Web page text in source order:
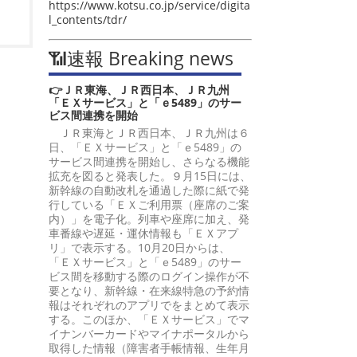
https://www.kotsu.co.jp/service/digita
l_contents/tdr/
📶速報 Breaking news
👉ＪＲ東海、ＪＲ西日本、ＪＲ九州
「ＥＸサービス」と「ｅ5489」のサー
ビス間連携を開始
ＪＲ東海とＪＲ西日本、ＪＲ九州は６
日、「ＥＸサービス」と「ｅ5489」の
サービス間連携を開始し、さらなる機能
拡充を図ると発表した。９月15日には、
新幹線の自動改札を通過した際に紙で発
行している「ＥＸご利用票（座席のご案
内）」を電子化。列車や座席に加え、発
車番線や遅延・運休情報も「ＥＸアプ
リ」で表示する。10月20日からは、
「ＥＸサービス」と「ｅ5489」のサー
ビス間を移動する際のログイン操作が不
要となり、新幹線・在来線特急の予約情
報はそれぞれのアプリでをまとめて表示
する。このほか、「ＥＸサービス」でマ
イナンバーカードやマイナポータルから
取得した情報（障害者手帳情報、生年月